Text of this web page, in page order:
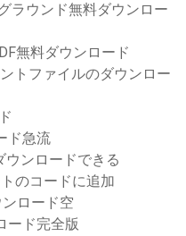
ラウンド無料ダウンロー
無料ダウンロード
トファイルのダウンロー
ド急流
ウンロードできる
のコードに追加
ロード空
ード完全版